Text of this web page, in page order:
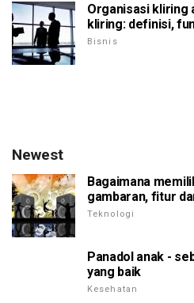
Organisasi kliring
kliring: definisi,
Bisnis
Newest
Bagaimana
gambaran, fitur
Teknologi
Panadol anak -
yang baik
Kesehatan